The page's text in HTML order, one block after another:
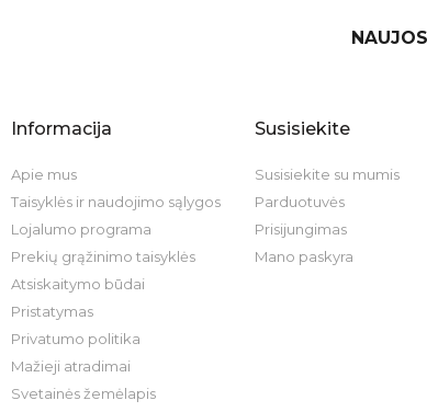
Informacija
Apie mus
Taisyklės ir naudojimo sąlygos
Lojalumo programa
Prekių grąžinimo taisyklės
Atsiskaitymo būdai
Pristatymas
Privatumo politika
Mažieji atradimai
Svetainės žemėlapis
Susisiekite
Susisiekite su mumis
Parduotuvės
Prisijungimas
Mano paskyra